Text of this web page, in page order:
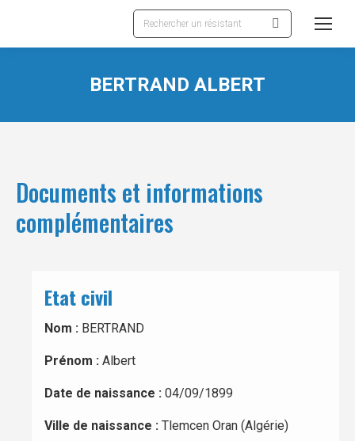
Recherche
:
BERTRAND ALBERT
Documents et informations
complémentaires
Etat civil
Nom : BERTRAND
Prénom : Albert
Date de naissance : 04/09/1899
Ville de naissance : Tlemcen Oran (Algérie)